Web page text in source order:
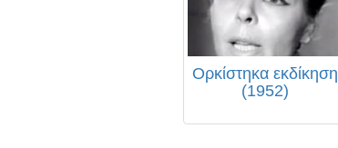
Ορκίστηκα εκδίκηση
(1952)